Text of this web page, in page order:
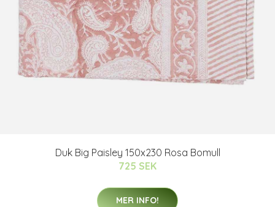
Duk Big Paisley 150x230 Rosa Bomull
725 SEK
MER INFO!